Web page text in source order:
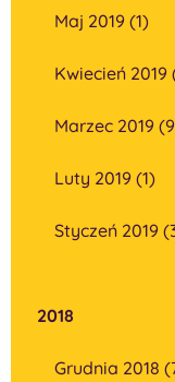
Maj 2019 (1)
Kwiecień 2019
Marzec 2019
Luty 2019 (1)
Styczeń 2019
2018
Grudnia 2018